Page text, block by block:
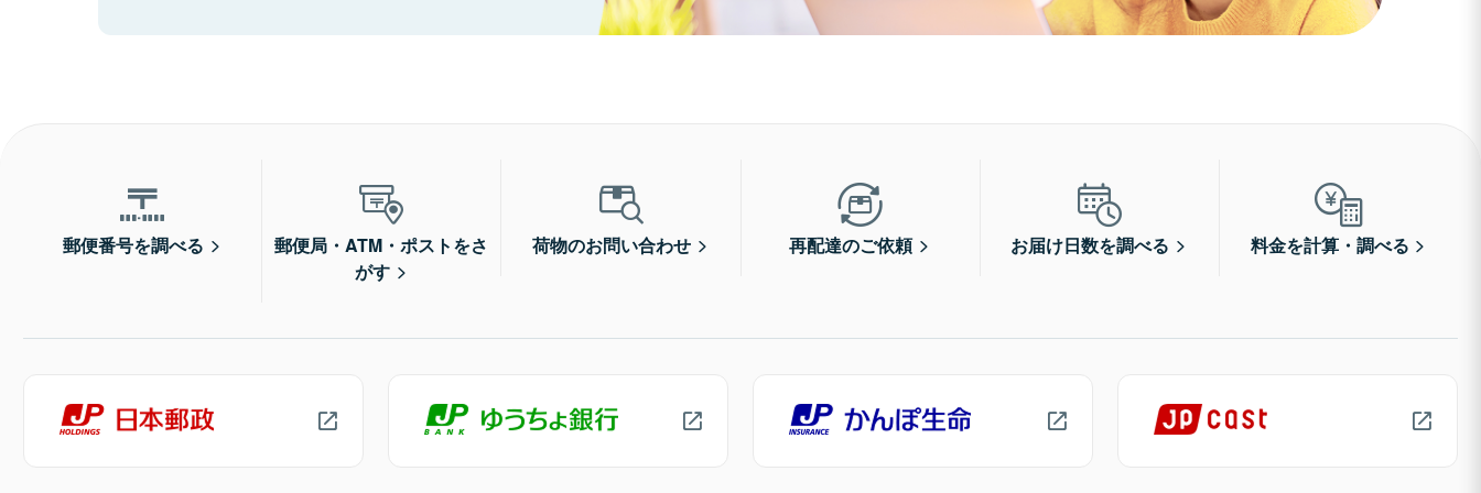
郵便番号を調べる
郵便局・ATM・ポストをさ
がす
荷物のお問い合わせ 再配達のご依頼 お届け日数を調べる 料金を計算・調べる